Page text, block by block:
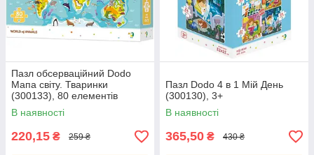
Пазл обсерваційний Dodo
Мапа світу. Тваринки
(300133), 80 елементів
В наявності
220,15 ₴ 259 ₴
Пазл Dodo 4 в 1 Мій День
(300130), 3+
В наявності
365,50 ₴ 430 ₴